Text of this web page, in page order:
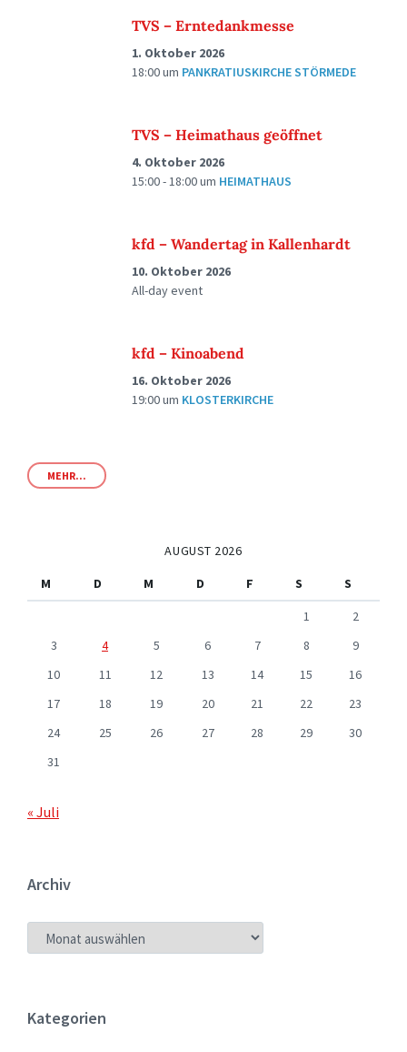
TVS – Erntedankmesse
1. Oktober 2026
18:00um PANKRATIUSKIRCHE STÖRMEDE
TVS – Heimathaus geöffnet
4. Oktober 2026
15:00 - 18:00um HEIMATHAUS
kfd – Wandertag in Kallenhardt
10. Oktober 2026
All-day event
kfd – Kinoabend
16. Oktober 2026
19:00um KLOSTERKIRCHE
MEHR...
AUGUST 2026
M
D M D F S
S
1
2
3
4 5 6 7 8
9
10
11 12 13 14 15
16
17
18 19 20 21 22
23
24
25 26 27 28 29
30
31
« Juli
Archiv
ARCHIV
Kategorien